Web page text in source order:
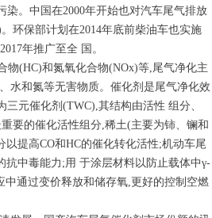
。中国在2000年开始也对汽车尾气排放
环保部计划在2014年底前柴油车也实施
年推广至全 国。
物(HC)和氮氧化合物(NOx)等,尾气净化主
水和氮等无害物质。催化剂是尾气净化效
元催化剂(TWC),其结构由活性 组分、
要的催化活性组分,稀土(主要为铈、镧和
提高CO和HC的催化转化活性;机动车尾
抗中毒能力;用 于涂层材料以防止载体中γ-
通过变价释放和储存氧,更好的控制空燃